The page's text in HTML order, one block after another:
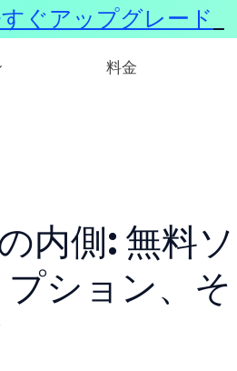
料金
側: 無料
ション、
ぐアップグレード